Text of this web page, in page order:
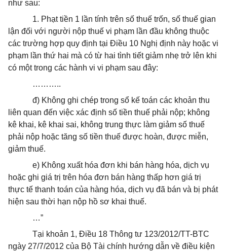
như sau:
1. Phạt tiền 1 lần tính trên số thuế trốn, số thuế gian
lận đối với người nộp thuế vi phạm lần đầu không thuộc
các trường hợp quy định tại Điều 10 Nghị định này hoặc vi
phạm lần thứ hai mà có từ hai tình tiết giảm nhẹ trở lên khi
có một trong các hành vi vi phạm sau đây:
………..
đ) Không ghi chép trong sổ kế toán các khoản thu
liên quan đến việc xác định số tiền thuế phải nộp; không
kê khai, kê khai sai, không trung thực làm giảm số thuế
phải nộp hoặc tăng số tiền thuế được hoàn, được miễn,
giảm thuế.
e) Không xuất hóa đơn khi bán hàng hóa, dịch vụ
hoặc ghi giá trị trên hóa đơn bán hàng thấp hơn giá trị
thực tế thanh toán của hàng hóa, dịch vụ đã bán và bị phát
hiện sau thời hạn nộp hồ sơ khai thuế.
…”
Tại khoản 1, Điều 18 Thông tư 123/2012/TT-BTC
ngày 27/7/2012 của Bộ Tài chính hướng dẫn về điều kiện